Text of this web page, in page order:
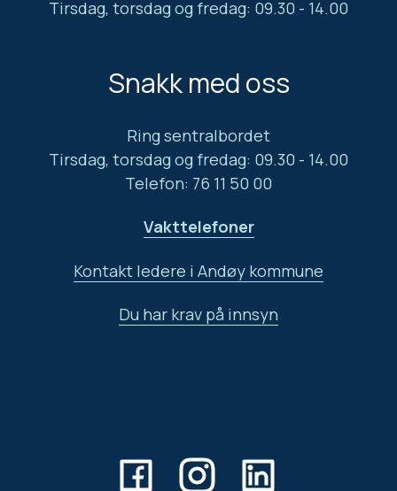
Tirsdag, torsdag og fredag: 09.30 - 14.00
Snakk med oss
Ring sentralbordet
Tirsdag, torsdag og fredag: 09.30 - 14.00
Telefon: 76 11 50 00
Vakttelefoner
Kontakt ledere i Andøy kommune
Du har krav på innsyn